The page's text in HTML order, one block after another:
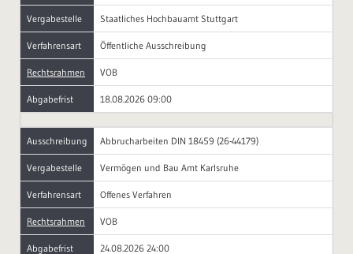
Vergabestelle Staatliches Hochbauamt Stuttgart
Verfahrensart Öffentliche Ausschreibung
Rechtsrahmen VOB
Abgabefrist 18.08.2026 09:00
Ausschreibung Abbrucharbeiten DIN 18459 (26-44179)
Vergabestelle Vermögen und Bau Amt Karlsruhe
Verfahrensart Offenes Verfahren
Rechtsrahmen VOB
Abgabefrist 24.08.2026 24:00